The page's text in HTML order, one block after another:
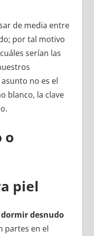
de media entre
por tal motivo
serían las
no es el
blanco, la clave
o
piel
dormir desnudo
partes en el